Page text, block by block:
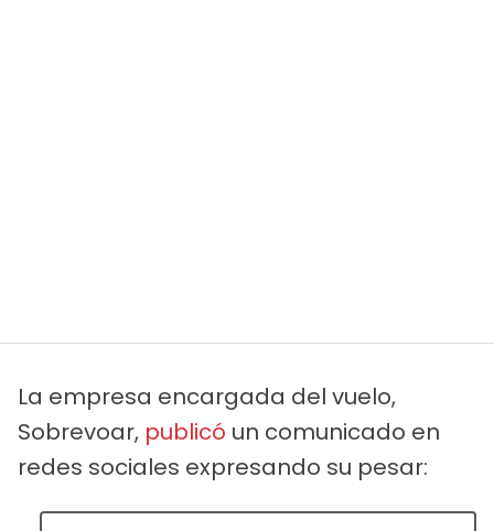
La empresa encargada del vuelo,
Sobrevoar, publicó un comunicado en
redes sociales expresando su pesar: